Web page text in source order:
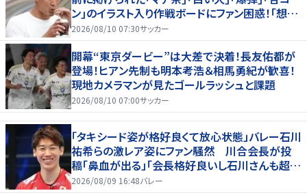
ン｣のイラスト入り作戦ボードにファン困惑！｢想像
よりデカくて吹いた｣
2026/08/10 07:30サッカー
開幕“東京ダービー”は大差で決着！長友佑都が
登場！ヒアン先制も明本考浩＆相馬勇紀が歓喜！
現地カメラマンが見たゴールラッシュと課題
2026/08/10 07:00サッカー
「タキシード姿が格好良くて放心状態」バレー石川
祐希らの激レア姿にファン騒然 川合会長が投
稿「鼻血が出る」「会長格好良いし石川さんも超格
好いい」
2026/08/09 16:48バレー